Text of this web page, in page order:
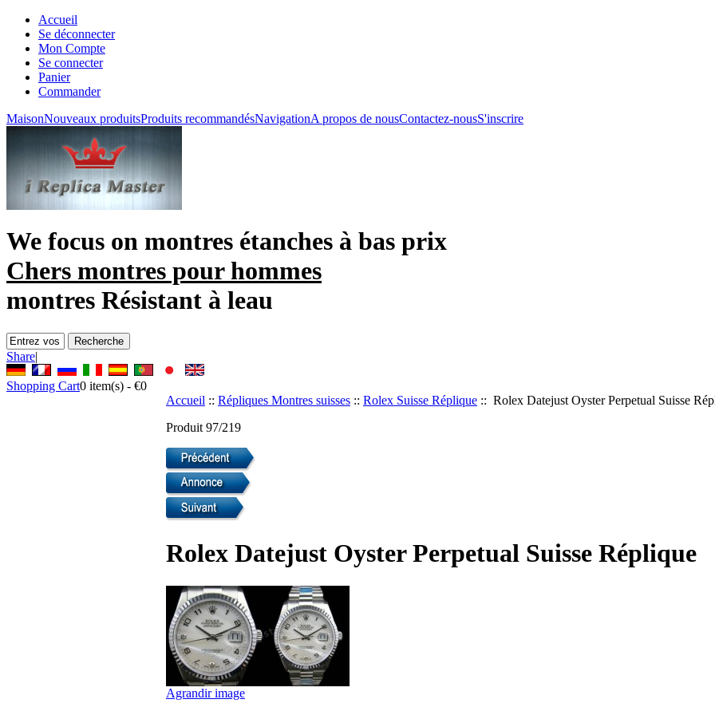
Accueil
Se déconnecter
Mon Compte
Se connecter
Panier
Commander
MaisonNouveaux produitsProduits recommandésNavigationA propos de nousContactez-nousS'inscrire
We focus on montres étanches à bas prix
Chers montres pour hommes
montres Résistant à leau
Share|
Shopping Cart0 item(s) - €0
Accueil :: Répliques Montres suisses :: Rolex Suisse Réplique :: Rolex Datejust Oyster Perpetual Suisse
Produit 97/219
Rolex Datejust Oyster Perpetual Suisse Réplique
Agrandir image